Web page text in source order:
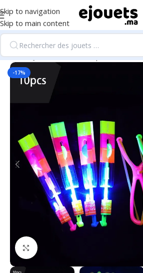
Skip to navigation
Skip to main content
Accueil/Jeux d'extérieur, sport et loisirs
-17%
Click to enlarge